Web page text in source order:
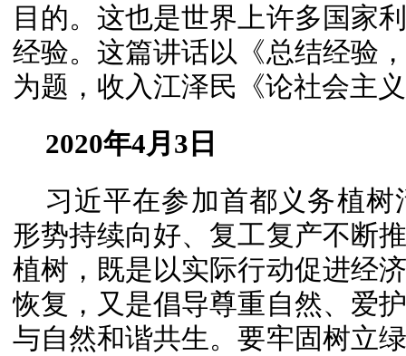
目的。这也是世界上许多国家
经验。这篇讲话以《总结经验
为题，收入江泽民《论社会主
2020年4月3日
习近平在参加首都义务植
形势持续向好、复工复产不断
植树，既是以实际行动促进经
恢复，又是倡导尊重自然、爱
与自然和谐共生。要牢固树立